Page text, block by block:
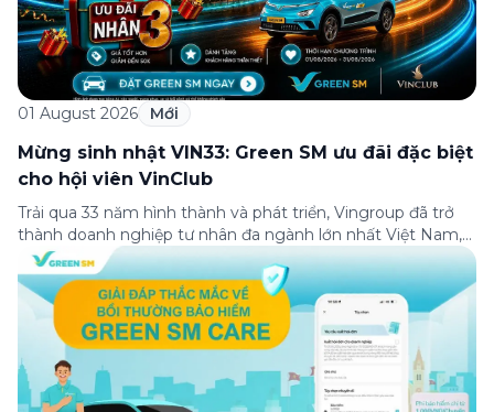
01 August 2026 Mới
Mừng sinh nhật VIN33: Green SM ưu đãi đặc biệt
cho hội viên VinClub
Trải qua 33 năm hình thành và phát triển, Vingroup đã trở
thành doanh nghiệp tư nhân đa ngành lớn nhất Việt Nam,
lọt Top 30 doanh nghiệp lớn nhất Đông Nam Á theo bảng
xếp hạng của Tạp chí Fortune (Mỹ). Nhân kỷ niệm 33 năm
thành lập (8/8/1993 đến 8/8/2026), Green SM trân […]